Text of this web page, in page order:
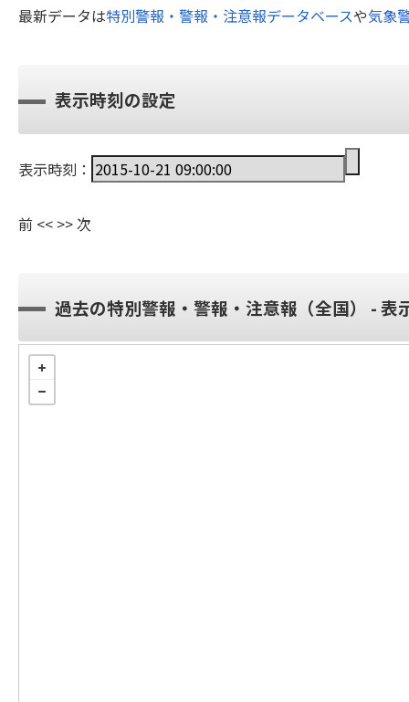
最新データは特別警報・警報・注意報データベースや気象
表示時刻の設定
表示時刻：
前 << >>次
過去の特別警報・警報・注意報（全国） - 表